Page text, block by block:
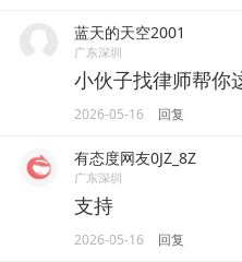
蓝天的天空2001
广东深圳
小伙子找律师帮你
2026-05-16 回复
有态度网友0JZ_8Z
广东深圳
支持
2026-05-16 回复